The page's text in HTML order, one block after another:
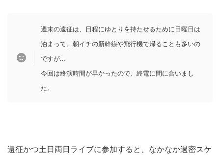
週末の遠征は、日程にゆとりを持たせるために日曜日は
泊まって、朝イチの新幹線や飛行機で帰ることも多いの
ですが…
今回は終演時間が早かったので、終電に間に合いまし
た。
遠征かつ土日両日ライブに参加すると、なかなか過密スケ